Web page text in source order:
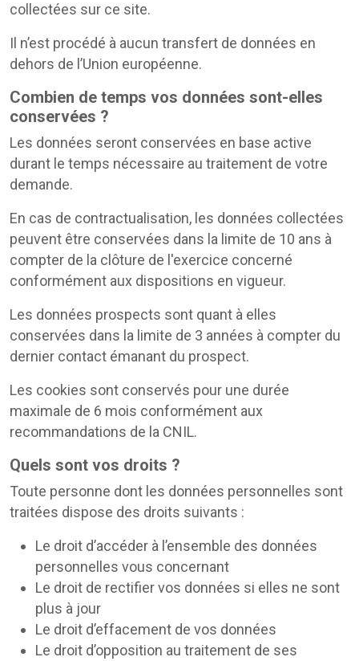
collectées sur ce site.
Il n’est procédé à aucun transfert de données en
dehors de l’Union européenne.
Combien de temps vos données sont-elles
conservées ?
Les données seront conservées en base active
durant le temps nécessaire au traitement de votre
demande.
En cas de contractualisation, les données collectées
peuvent être conservées dans la limite de 10 ans à
compter de la clôture de l'exercice concerné
conformément aux dispositions en vigueur.
Les données prospects sont quant à elles
conservées dans la limite de 3 années à compter du
dernier contact émanant du prospect.
Les cookies sont conservés pour une durée
maximale de 6 mois conformément aux
recommandations de la CNIL.
Quels sont vos droits ?
Toute personne dont les données personnelles sont
traitées dispose des droits suivants :
Le droit d’accéder à l’ensemble des données
personnelles vous concernant
Le droit de rectifier vos données si elles ne sont
plus à jour
Le droit d’effacement de vos données
Le droit d’opposition au traitement de ses